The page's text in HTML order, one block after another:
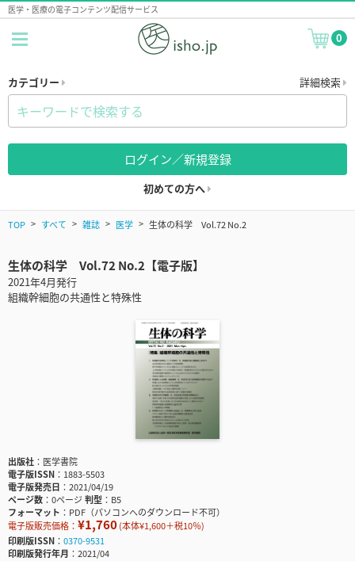
医学・医療の電子コンテンツ配信サービス
0
カテゴリー 詳細検索
ログイン／新規登録
初めての方へ
TOP すべて 雑誌 医学 生体の科学 Vol.72 No.2
生体の科学 Vol.72 No.2【電子版】
2021年4月発行
組織幹細胞の共通性と特殊性
出版社
医学書院
電子版ISSN
1883-5503
電子版発売日
2021/04/19
ページ数
0ページ判型
B5
フォーマット
PDF（パソコンへのダウンロード不可）
電子版販売価格： ¥1,760(本体¥1,600＋税10％)
印刷版ISSN
0370-9531
印刷版発行年月
2021/04